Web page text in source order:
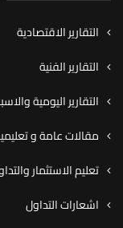
التقارير الاقتصادية
التقارير الفنية
التقارير اليومية
مقالات عامة و
تعليم الاستثمار
اشعارات التداول